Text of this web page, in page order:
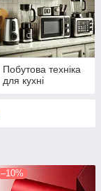
Побутова техніка
для кухні
–10%